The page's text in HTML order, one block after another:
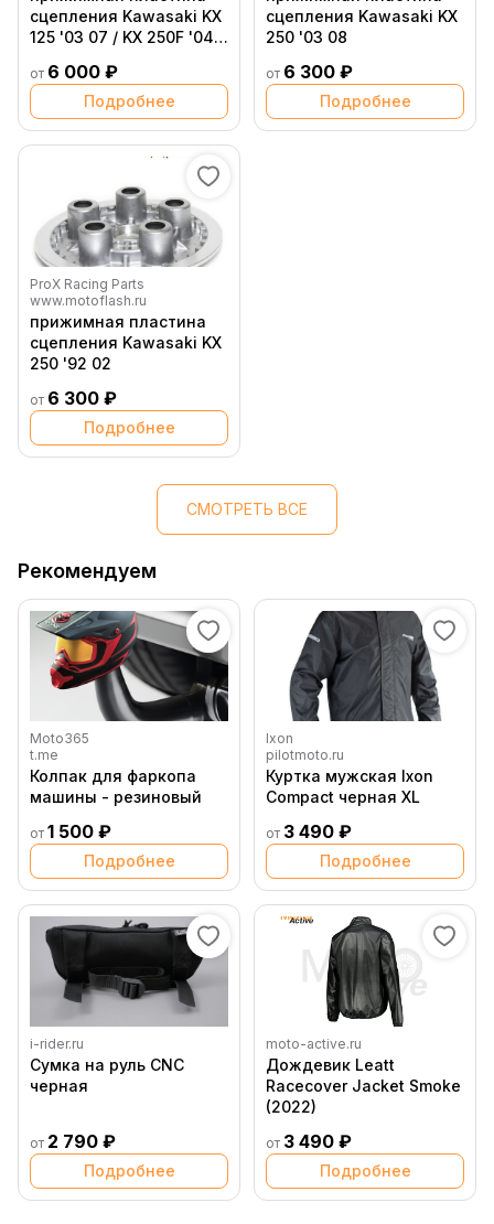
сцепления Kawasaki KX
125 '03 07 / KX 250F '04
06
от 6 000 ₽
Подробнее
сцепления Kawasaki KX
250 '03 08
от 6 300 ₽
Подробнее
ProX Racing Parts
www.motoflash.ru
прижимная пластина
сцепления Kawasaki KX
250 '92 02
от 6 300 ₽
Подробнее
СМОТРЕТЬ ВСЕ
Рекомендуем
Moto365
t.me
Колпак для фаркопа
машины - резиновый
от 1 500 ₽
Подробнее
Ixon
pilotmoto.ru
Куртка мужская Ixon
Compact черная XL
от 3 490 ₽
Подробнее
i-rider.ru
Сумка на руль CNC
черная
от 2 790 ₽
Подробнее
moto-active.ru
Дождевик Leatt
Racecover Jacket Smoke
(2022)
от 3 490 ₽
Подробнее